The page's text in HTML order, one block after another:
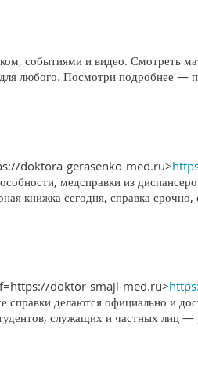
событиями и видео. Смотреть
для любого. Посмотри подробнее —
doktora-gerasenko-med.ru>
медсправки из
книжка сегодня, справка срочно,
doktor-smajl-med.ru>
делаются официально и
служащих и частных лиц —